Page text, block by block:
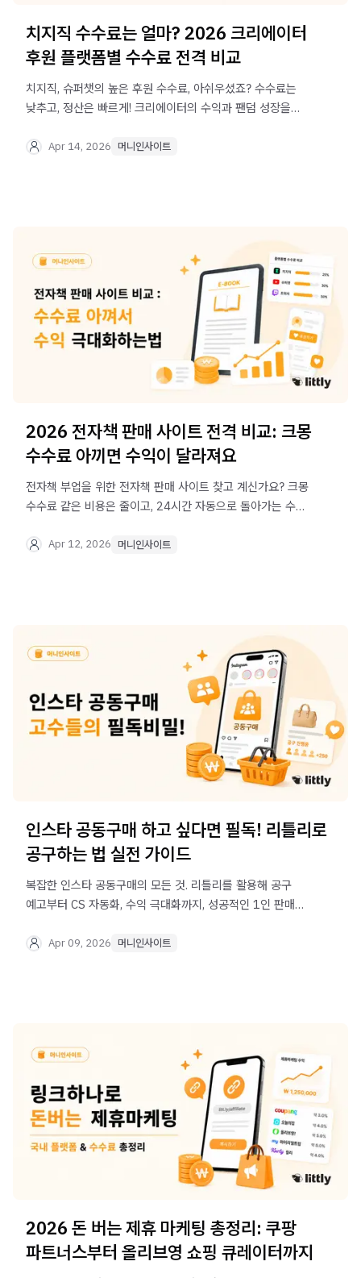
치지직 수수료는 얼마? 2026 크리에이터
후원 플랫폼별 수수료 전격 비교
치지직, 슈퍼챗의 높은 후원 수수료, 아쉬우셨죠? 수수료는
낮추고, 정산은 빠르게! 크리에이터의 수익과 팬덤 성장을
Apr 14, 2026 머니인사이트
2026 전자책 판매 사이트 전격 비교: 크몽
수수료 아끼면 수익이 달라져요
전자책 부업을 위한 전자책 판매 사이트 찾고 계신가요? 크몽
수수료 같은 비용은 줄이고, 24시간 자동으로 돌아가는 수익
Apr 12, 2026 머니인사이트
인스타 공동구매 하고 싶다면 필독! 리틀리로
공구하는 법 실전 가이드
복잡한 인스타 공동구매의 모든 것. 리틀리를 활용해 공구
예고부터 CS 자동화, 수익 극대화까지, 성공적인 1인 판매를
Apr 09, 2026 머니인사이트
2026 돈 버는 제휴 마케팅 총정리: 쿠팡
파트너스부터 올리브영 쇼핑 큐레이터까지